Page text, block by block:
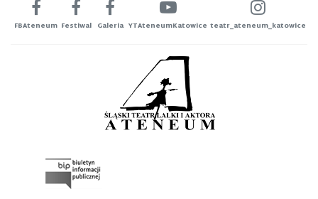
FBAteneum Festiwal Galeria YTAteneumKatowice teatr_ateneum_katowice